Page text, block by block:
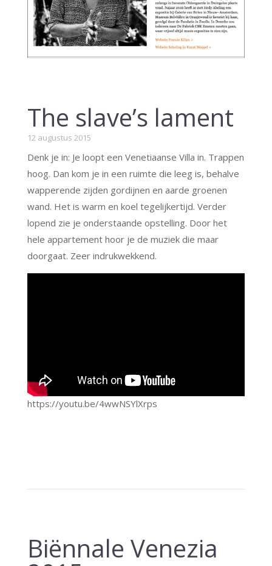
The slave’s lament
12 augustus 2015
Denk je in: Je loopt een Venetiaanse Villa in. Trappen
hoog. Dan kom je in een ruimte die leeg is, behalve
wapperende zijden gordijnen en aarde groenen
wand. Het is warm en koel tegelijkertijd. Verder
lopend zie je onderstaande opstelling. Door het
hele appartement hoor je de muziek die maar
doorgaat. Zeer indrukwekkend.
https://youtu.be/4wwNSYlXrps
Biënnale Venezia